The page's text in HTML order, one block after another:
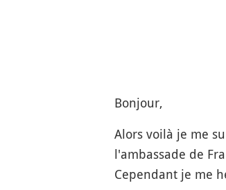
Bonjour,
Alors voilà je me
l'ambassade de
Cependant je me